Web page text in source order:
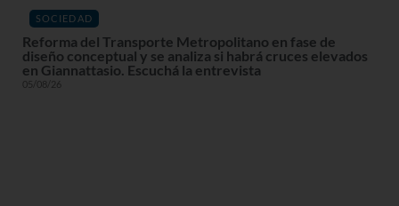
SOCIEDAD
Reforma del Transporte Metropolitano en fase de
diseño conceptual y se analiza si habrá cruces elevados
en Giannattasio. Escuchá la entrevista
05/08/26